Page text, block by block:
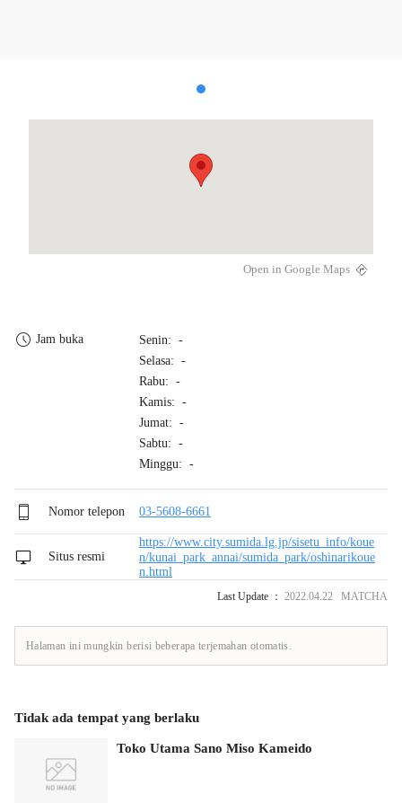
Open in Google Maps
Jam buka
Senin: -
Selasa: -
Rabu: -
Kamis: -
Jumat: -
Sabtu: -
Minggu: -
Nomor telepon 03-5608-6661
Situs resmi
https://www.city.sumida.lg.jp/sisetu_info/koue
n/kunai_park_annai/sumida_park/oshinarikoue
n.html
Last Update ： 2022.04.22 MATCHA
Halaman ini mungkin berisi beberapa terjemahan otomatis.
Tidak ada tempat yang berlaku
Toko Utama Sano Miso Kameido